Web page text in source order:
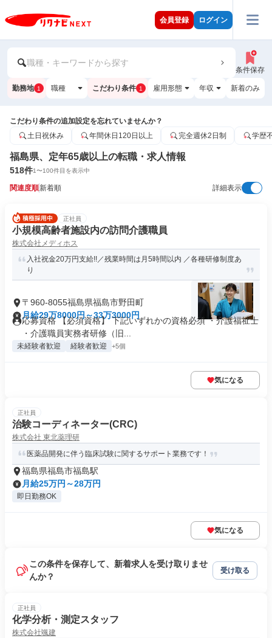
会員登録 ログイン
職種・キーワードから探す
条件保存
勤務地 1 職種 こだわり条件 1 雇用形態 年収 新着のみ
こだわり条件の追加設定を忘れていませんか？
土日祝休み
年間休日120日以上 完全週休2日制 学歴
福島県、定年65歳以上の転職・求人情報
518件1〜100件目を表示中
関連度順新着順 詳細表示
正社員
小規模高齢者施設内の訪問介護職員
株式会社メディホス
入社祝金20万円支給!!／残業時間は月5時間以内 ／各種研修制度あ
り
〒960-8055福島県福島市野田町
月給29万8000円～33万3000円
応募資格 【必須資格】 下記いずれかの資格必須 ・介護福祉士
・介護職員実務者研修（旧...
未経験者歓迎 経験者歓迎 +5個
気になる
正社員
治験コーディネーター(CRC)
株式会社 東北薬理研
医薬品開発に伴う臨床試験に関するサポート業務です！
福島県福島市福島駅
月給25万円～28万円
即日勤務OK
気になる
この条件を保存して、新着求人を受け取りませ
んか？
受け取る
正社員
化学分析・測定スタッフ
株式会社颯建